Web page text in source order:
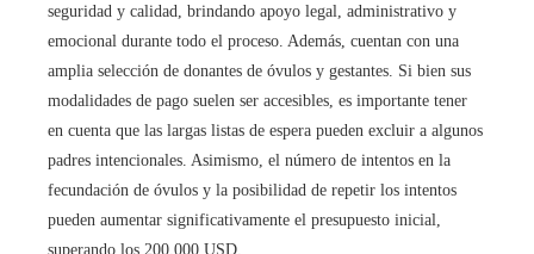
seguridad y calidad, brindando apoyo legal, administrativo y
emocional durante todo el proceso. Además, cuentan con una
amplia selección de donantes de óvulos y gestantes. Si bien sus
modalidades de pago suelen ser accesibles, es importante tener
en cuenta que las largas listas de espera pueden excluir a algunos
padres intencionales. Asimismo, el número de intentos en la
fecundación de óvulos y la posibilidad de repetir los intentos
pueden aumentar significativamente el presupuesto inicial,
superando los 200.000 USD.